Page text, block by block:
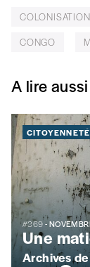
COLONISATION
CONGO
A lire
CITOYENNETÉ
#369-
Une
Archives